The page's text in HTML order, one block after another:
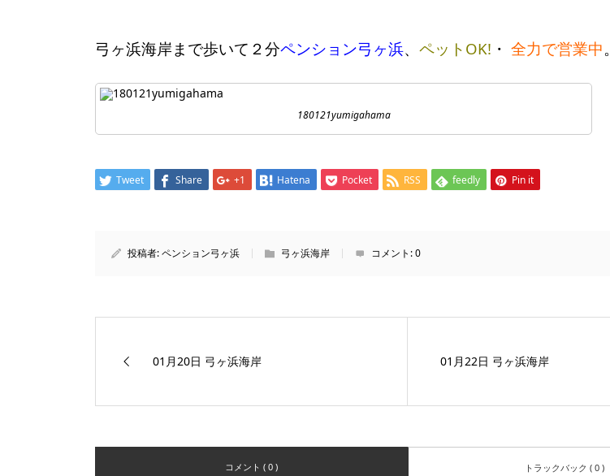
弓ヶ浜海岸まで歩いて２分ペンション弓ヶ浜、 ペットOK! ・ 全力で営業中。
180121yumigahama
Tweet Share +1 Hatena Pocket RSS feedly Pin it
投稿者:ペンション弓ヶ浜 弓ヶ浜海岸 コメント:0
01月20日 弓ヶ浜海岸 01月22日 弓ヶ浜海岸
コメント ( 0 ) トラックバック ( 0 )